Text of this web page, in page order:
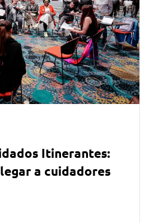
Itinerantes:
a cuidadores